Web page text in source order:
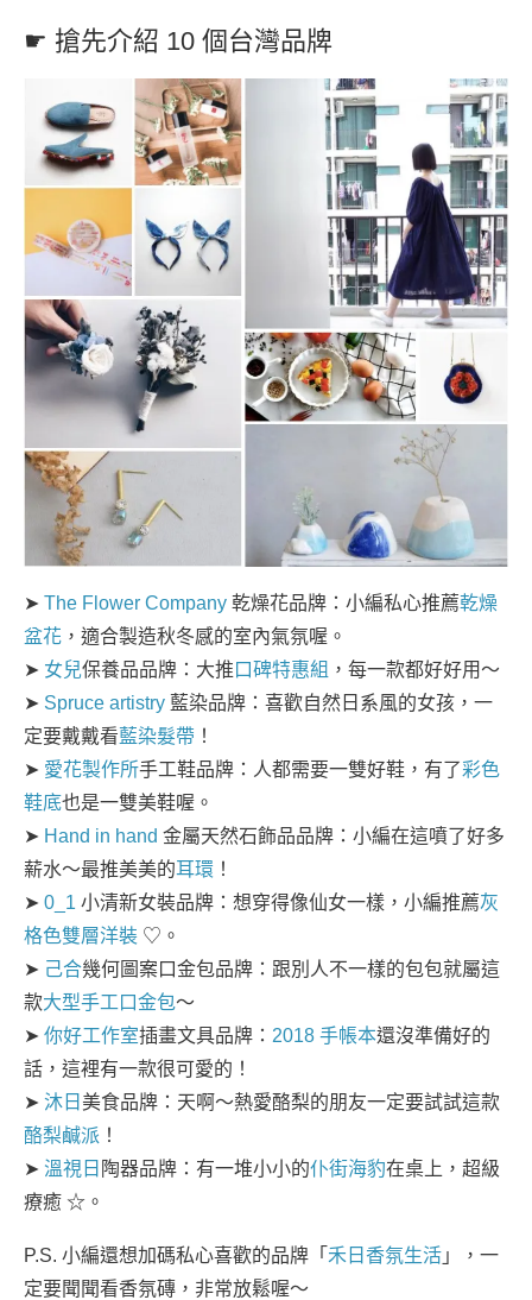
☛ 搶先介紹 10 個台灣品牌
➤ The Flower Company 乾燥花品牌：小編私心推薦乾燥
盆花 ，適合製造秋冬感的室內氣氛喔。
➤ 女兒保養品品牌：大推 口碑特惠組 ，每一款都好好用～
➤ Spruce artistry 藍染品牌：喜歡自然日系風的女孩，一
定要戴戴看藍染髮帶 ！
➤ 愛花製作所手工鞋品牌：人都需要一雙好鞋，有了彩色
鞋底也是一雙美鞋喔。
➤ Hand in hand 金屬天然石飾品品牌：小編在這噴了好多
薪水～最推美美的耳環 ！
➤ 0_1 小清新女裝品牌：想穿得像仙女一樣，小編推薦灰
格色雙層洋裝 ♡。
➤ 己合幾何圖案口金包品牌：跟別人不一樣的包包就屬這
款大型手工口金包～
➤ 你好工作室插畫文具品牌： 2018 手帳本還沒準備好的
話，這裡有一款很可愛的！
➤ 沐日 美食品牌：天啊～熱愛酪梨的朋友一定要試試這款
酪梨鹹派 ！
➤ 溫視日 陶器品牌：有一堆小小的仆街海豹在桌上，超級
療癒 ☆。
P.S. 小編還想加碼私心喜歡的品牌「 禾日香氛生活 」，一
定要聞聞看香氛磚，非常放鬆喔～